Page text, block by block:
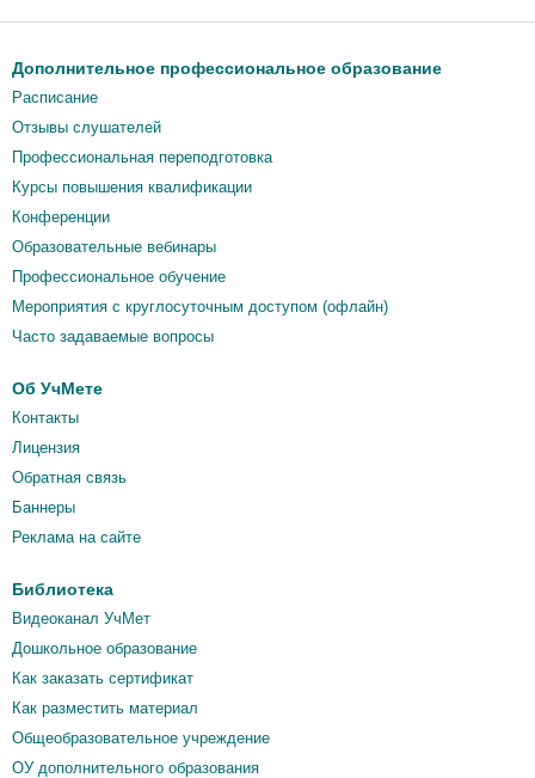
Дополнительное профессиональное образование
Расписание
Отзывы слушателей
Профессиональная переподготовка
Курсы повышения квалификации
Конференции
Образовательные вебинары
Профессиональное обучение
Мероприятия c круглосуточным доступом (офлайн)
Часто задаваемые вопросы
Об УчМете
Контакты
Лицензия
Обратная связь
Баннеры
Реклама на сайте
Библиотека
Видеоканал УчМет
Дошкольное образование
Как заказать сертификат
Как разместить материал
Общеобразовательное учреждение
ОУ дополнительного образования